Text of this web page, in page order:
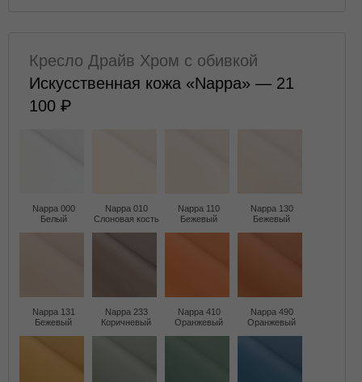
Кресло Драйв Хром с обивкой
Искусственная кожа «Nappa» — 21
100
Nappa 000
Белый
Nappa 010
Слоновая кость
Nappa 110
Бежевый
Nappa 130
Бежевый
Nappa 131
Бежевый
Nappa 233
Коричневый
Nappa 410
Оранжевый
Nappa 490
Оранжевый